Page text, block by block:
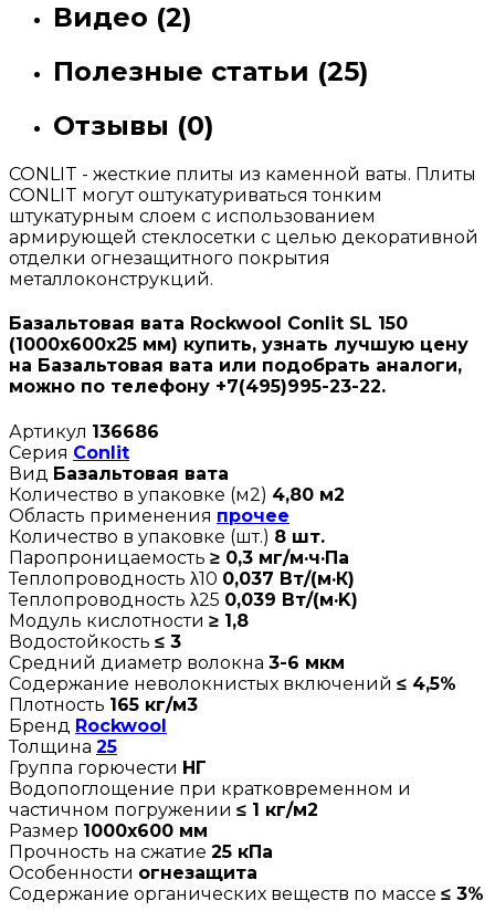
Видео (2)
Полезные статьи (25)
Отзывы (0)
CONLIT - жесткие плиты из каменной ваты. Плиты
CONLIT могут оштукатуриваться тонким
штукатурным слоем с использованием
армирующей стеклосетки с целью декоративной
отделки огнезащитного покрытия
металлоконструкций.
Базальтовая вата Rockwool Conlit SL 150
(1000х600х25 мм) купить, узнать лучшую цену
на Базальтовая вата или подобрать аналоги,
можно по телефону +7(495)995-23-22.
Артикул 136686
Серия Conlit
Вид Базальтовая вата
Количество в упаковке (м2) 4,80 м2
Область применения прочее
Количество в упаковке (шт.) 8 шт.
Паропроницаемость ≥ 0,3 мг/м·ч·Па
Теплопроводность λ10 0,037 Вт/(м·К)
Теплопроводность λ25 0,039 Вт/(м·K)
Модуль кислотности ≥ 1,8
Водостойкость ≤ 3
Средний диаметр волокна 3-6 мкм
Содержание неволокнистых включений ≤ 4,5%
Плотность 165 кг/м3
Бренд Rockwool
Толщина 25
Группа горючести НГ
Водопоглощение при кратковременном и
частичном погружении ≤ 1 кг/м2
Размер 1000х600 мм
Прочность на сжатие 25 кПа
Особенности огнезащита
Содержание органических веществ по массе ≤ 3%